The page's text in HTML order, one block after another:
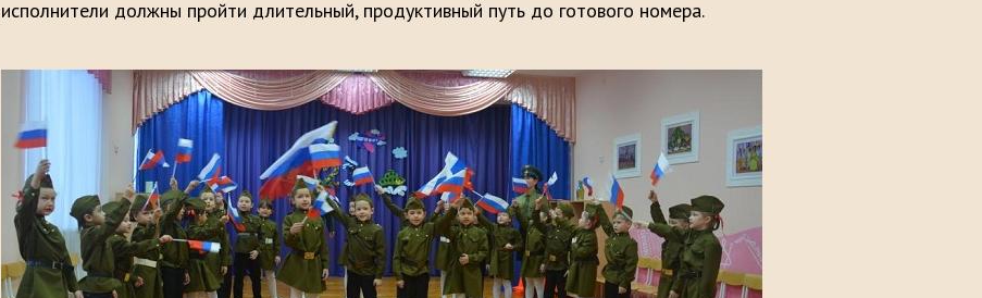
исполнители должны пройти длительный, продуктивный путь до готового номера.